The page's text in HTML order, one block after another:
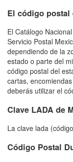
El código postal
El Catálogo
Servicio Postal
dependiendo de la
estado o parte del
código postal del
cartas,
deberás utilizar el
Clave LADA de
La clave lada
Código Postal